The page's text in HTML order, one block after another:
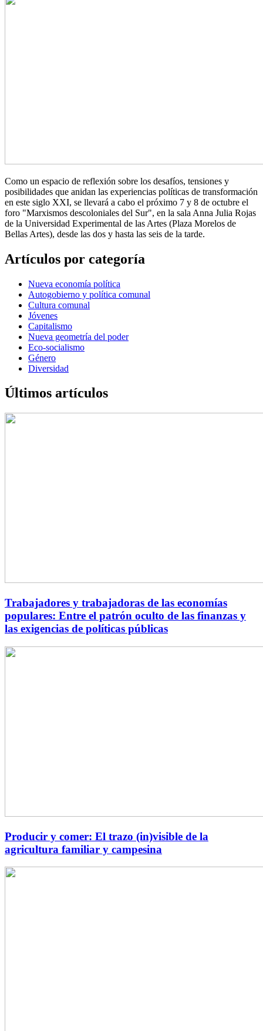
Como un espacio de reflexión sobre los desafíos, tensiones y
posibilidades que anidan las experiencias políticas de transformación
en este siglo XXI, se llevará a cabo el próximo 7 y 8 de octubre el
foro "Marxismos descoloniales del Sur", en la sala Anna Julia Rojas
de la Universidad Experimental de las Artes (Plaza Morelos de
Bellas Artes), desde las dos y hasta las seis de la tarde.
Artículos por categoría
Nueva economía política
Autogobierno y política comunal
Cultura comunal
Jóvenes
Capitalismo
Nueva geometría del poder
Eco-socialismo
Género
Diversidad
Últimos artículos
Trabajadores y trabajadoras de las economías
populares: Entre el patrón oculto de las finanzas y
las exigencias de políticas públicas
Producir y comer: El trazo (in)visible de la
agricultura familiar y campesina